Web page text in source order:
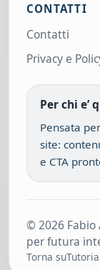
CONTATTI
Contatti
Privacy e
Per chi e’
Pensata
site:
e CTA
© 2026 Fabio
per futura
Torna su